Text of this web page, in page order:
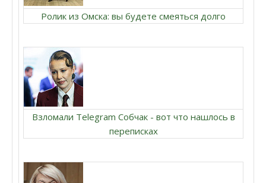
Ролик из Омска: вы будете смеяться долго
Взломали Telegram Собчак - вот что нашлось в
переписках